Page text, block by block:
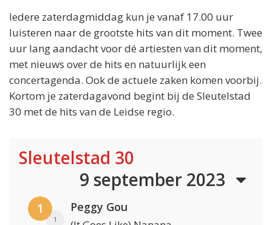
Iedere zaterdagmiddag kun je vanaf 17.00 uur
luisteren naar de grootste hits van dit moment. Twee
uur lang aandacht voor dé artiesten van dit moment,
met nieuws over de hits en natuurlijk een
concertagenda. Ook de actuele zaken komen voorbij.
Kortom je zaterdagavond begint bij de Sleutelstad
30 met de hits van de Leidse regio.
Sleutelstad 30
9 september 2023
1
1
Peggy Gou